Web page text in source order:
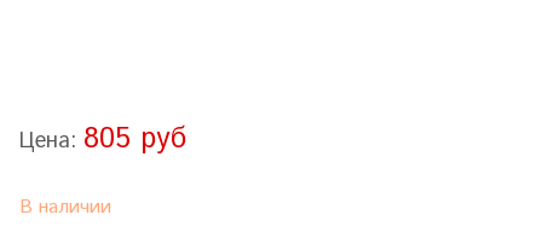
Цена: 805 руб
В наличии